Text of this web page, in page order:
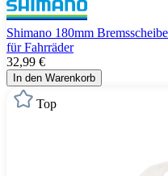
Shimano 180mm
für Fahrräder
32,99 €
In den Warenkorb
Top